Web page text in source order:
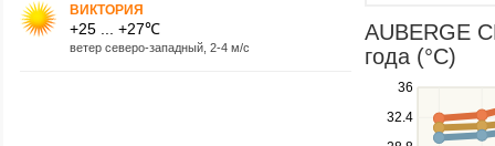
ВИКТОРИЯ
+25 ... +27℃
ветер северо-западный, 2-4 м/с
AUBERGE
года (°C)
32.4
36
Use
the